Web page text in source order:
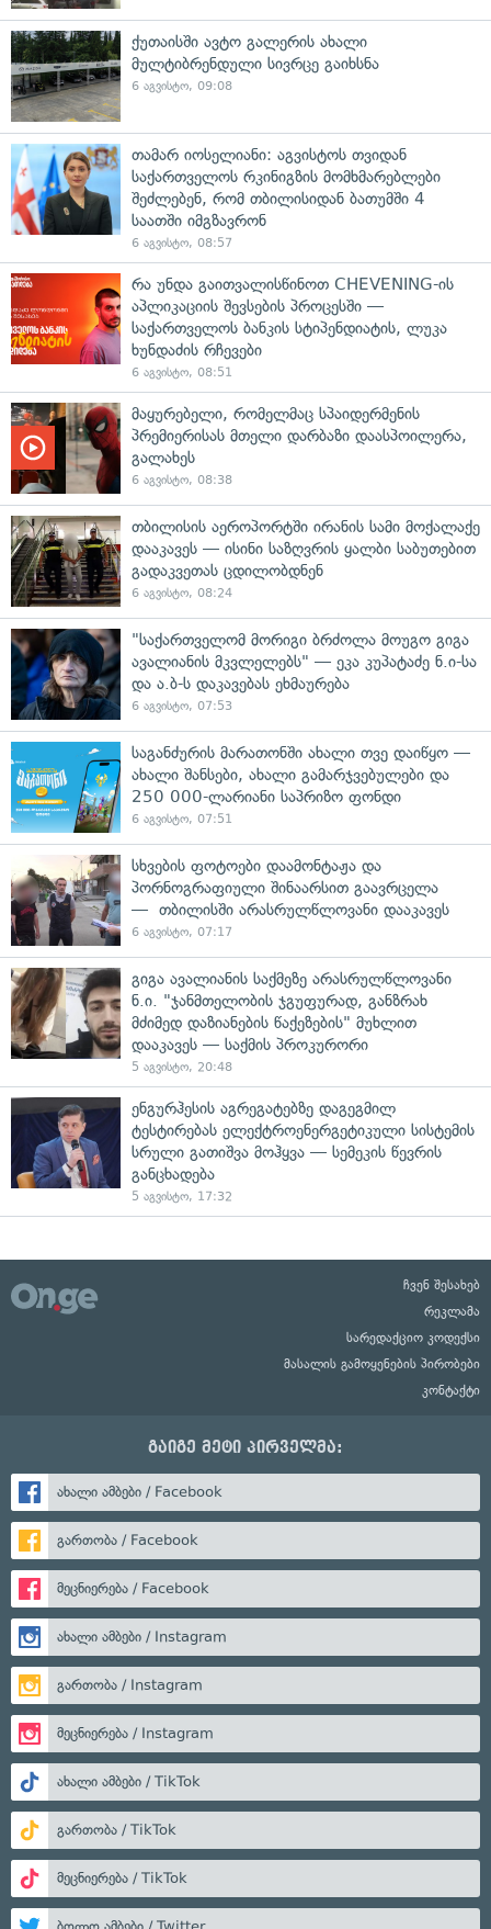
ქუთაისში ავტო გალერის ახალი
მულტიბრენდული სივრცე გაიხსნა
6 აგვისტო, 09:08
თამარ იოსელიანი: აგვისტოს თვიდან
საქართველოს რკინიგზის მომხმარებლები
შეძლებენ, რომ თბილისიდან ბათუმში 4
საათში იმგზავრონ
6 აგვისტო, 08:57
რა უნდა გაითვალისწინოთ CHEVENING-ის
აპლიკაციის შევსების პროცესში —
საქართველოს ბანკის სტიპენდიატის, ლუკა
ხუნდაძის რჩევები
6 აგვისტო, 08:51
მაყურებელი, რომელმაც სპაიდერმენის
პრემიერისას მთელი დარბაზი დაასპოილერა,
გალახეს
6 აგვისტო, 08:38
თბილისის აეროპორტში ირანის სამი მოქალაქე
დააკავეს — ისინი საზღვრის ყალბი საბუთებით
გადაკვეთას ცდილობდნენ
6 აგვისტო, 08:24
"საქართველომ მორიგი ბრძოლა მოუგო გიგა
ავალიანის მკვლელებს" — ეკა კუპატაძე ნ.ი-სა
და ა.ბ-ს დაკავებას ეხმაურება
6 აგვისტო, 07:53
საგანძურის მარათონში ახალი თვე დაიწყო —
ახალი შანსები, ახალი გამარჯვებულები და
250 000-ლარიანი საპრიზო ფონდი
6 აგვისტო, 07:51
სხვების ფოტოები დაამონტაჟა და
პორნოგრაფიული შინაარსით გაავრცელა
— თბილისში არასრულწლოვანი დააკავეს
6 აგვისტო, 07:17
გიგა ავალიანის საქმეზე არასრულწლოვანი
ნ.ი. "ჯანმთელობის ჯგუფურად, განზრახ
მძიმედ დაზიანების წაქეზების" მუხლით
დააკავეს — საქმის პროკურორი
5 აგვისტო, 20:48
ენგურჰესის აგრეგატებზე დაგეგმილ
ტესტირებას ელექტროენერგეტიკული სისტემის
სრული გათიშვა მოჰყვა — სემეკის წევრის
განცხადება
5 აგვისტო, 17:32
ჩვენ შესახებ
რეკლამა
სარედაქციო კოდექსი
მასალის გამოყენების პირობები
კონტაქტი
გაიგე მეტი პირველმა:
ახალი ამბები / Facebook
გართობა / Facebook
მეცნიერება / Facebook
ახალი ამბები / Instagram
გართობა / Instagram
მეცნიერება / Instagram
ახალი ამბები / TikTok
გართობა / TikTok
მეცნიერება / TikTok